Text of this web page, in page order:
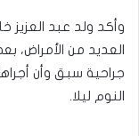
وأكد ولد عبد العزيز
العديد من الأمراض،
جراحية سبق وأن
النوم ليلا.